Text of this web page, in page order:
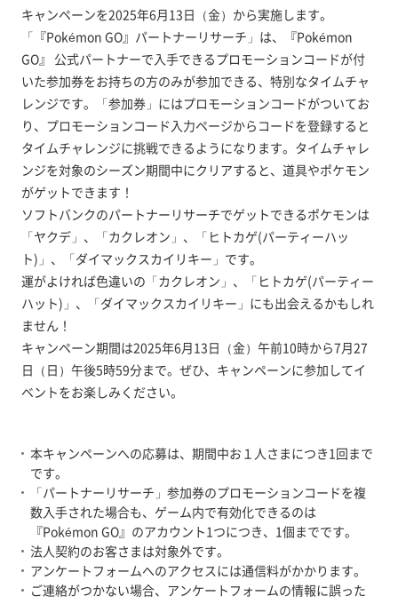
キャンペーンを2025年6月13日（金）から実施します。
「『Pokémon GO』パートナーリサーチ」は、『Pokémon
GO』 公式パートナーで入手できるプロモーションコードが付
いた参加券をお持ちの方のみが参加できる、特別なタイムチャ
レンジです。「参加券」にはプロモーションコードがついてお
り、プロモーションコード入力ページからコードを登録すると
タイムチャレンジに挑戦できるようになります。タイムチャレ
ンジを対象のシーズン期間中にクリアすると、道具やポケモン
がゲットできます！
ソフトバンクのパートナーリサーチでゲットできるポケモンは
「ヤクデ」、「カクレオン」、「ヒトカゲ(パーティーハッ
ト)」、「ダイマックスカイリキー」です。
運がよければ色違いの「カクレオン」、「ヒトカゲ(パーティー
ハット)」、「ダイマックスカイリキー」にも出会えるかもしれ
ません！
キャンペーン期間は2025年6月13日（金）午前10時から7月27
日（日）午後5時59分まで。ぜひ、キャンペーンに参加してイ
ベントをお楽しみください。
本キャンペーンへの応募は、期間中お１人さまにつき1回まで
です。
「パートナーリサーチ」参加券のプロモーションコードを複
数入手された場合も、ゲーム内で有効化できるのは
『Pokémon GO』のアカウント1つにつき、1個までです。
法人契約のお客さまは対象外です。
アンケートフォームへのアクセスには通信料がかかります。
ご連絡がつかない場合、アンケートフォームの情報に誤った